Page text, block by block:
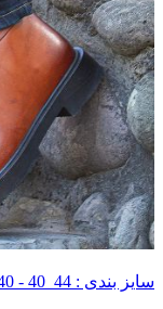
سایز بندی : 44_40 - 40_36